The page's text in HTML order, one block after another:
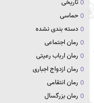
تاریخی
حماسی
دسته بندی نشده
رمان اجتماعی
رمان ارباب رعیتی
رمان ازدواج اجباری
رمان انتقامی
رمان بزرگسال